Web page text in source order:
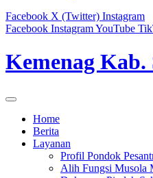
Facebook X (Twitter) Instagram
Facebook InstagramYouTube
Kemenag Kab.
Home
Berita
Layanan
Profil Pondok
Alih Fungsi Musola